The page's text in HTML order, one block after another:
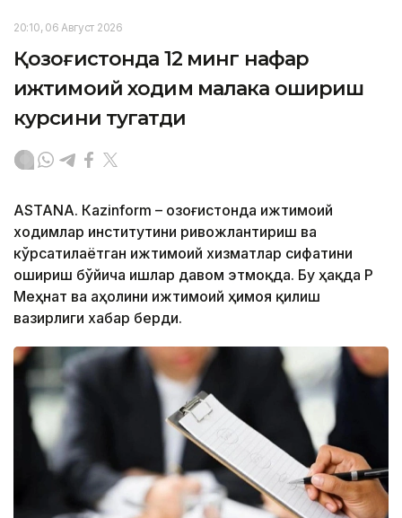
20:10, 06 Август 2026
Қозоғистонда 12 минг нафар
ижтимоий ходим малака ошириш
курсини тугатди
ASTANА. Кazinform – Қозоғистонда ижтимоий
ходимлар институтини ривожлантириш ва
кўрсатилаётган ижтимоий хизматлар сифатини
ошириш бўйича ишлар давом этмоқда. Бу ҳақда ҚР
Меҳнат ва аҳолини ижтимоий ҳимоя қилиш
вазирлиги хабар берди.